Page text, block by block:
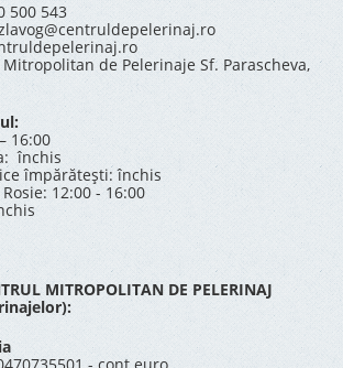
500 543
de Pelerinaje Sf. Parascheva,
16:00
închis
împărătești: închis
12:00 - 16:00
MITROPOLITAN DE PELERINAJ